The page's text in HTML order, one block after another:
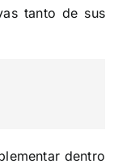
tanto de sus
dentro